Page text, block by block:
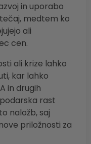
in uporabo
medtem ko
ali
cen.
ali krize lahko
kar lahko
in drugih
rast
naložb, saj
priložnosti za